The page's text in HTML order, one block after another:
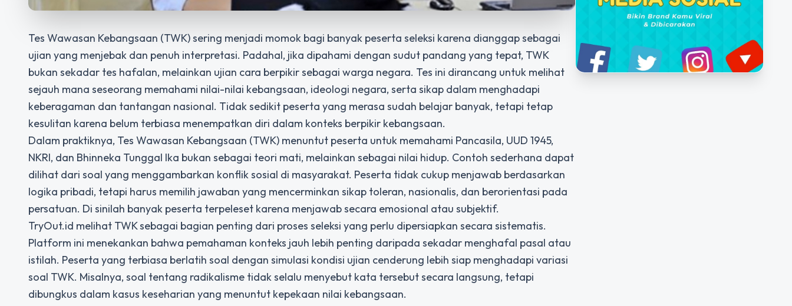
Tes Wawasan Kebangsaan (TWK) sering menjadi momok bagi banyak peserta seleksi karena dianggap sebagai
ujian yang menjebak dan penuh interpretasi. Padahal, jika dipahami dengan sudut pandang yang tepat, TWK
bukan sekadar tes hafalan, melainkan ujian cara berpikir sebagai warga negara. Tes ini dirancang untuk melihat
sejauh mana seseorang memahami nilai-nilai kebangsaan, ideologi negara, serta sikap dalam menghadapi
keberagaman dan tantangan nasional. Tidak sedikit peserta yang merasa sudah belajar banyak, tetapi tetap
kesulitan karena belum terbiasa menempatkan diri dalam konteks berpikir kebangsaan.
Dalam praktiknya, Tes Wawasan Kebangsaan (TWK) menuntut peserta untuk memahami Pancasila, UUD 1945,
NKRI, dan Bhinneka Tunggal Ika bukan sebagai teori mati, melainkan sebagai nilai hidup. Contoh sederhana dapat
dilihat dari soal yang menggambarkan konflik sosial di masyarakat. Peserta tidak cukup menjawab berdasarkan
logika pribadi, tetapi harus memilih jawaban yang mencerminkan sikap toleran, nasionalis, dan berorientasi pada
persatuan. Di sinilah banyak peserta terpeleset karena menjawab secara emosional atau subjektif.
TryOut.id melihat TWK sebagai bagian penting dari proses seleksi yang perlu dipersiapkan secara sistematis.
Platform ini menekankan bahwa pemahaman konteks jauh lebih penting daripada sekadar menghafal pasal atau
istilah. Peserta yang terbiasa berlatih soal dengan simulasi kondisi ujian cenderung lebih siap menghadapi variasi
soal TWK. Misalnya, soal tentang radikalisme tidak selalu menyebut kata tersebut secara langsung, tetapi
dibungkus dalam kasus keseharian yang menuntut kepekaan nilai kebangsaan.